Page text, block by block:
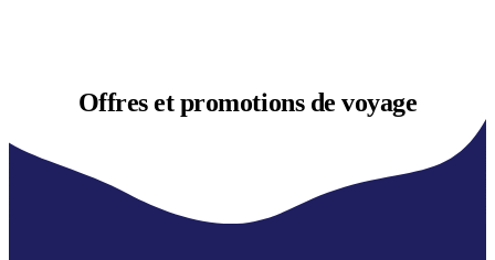
Offres etpromotions de voyage